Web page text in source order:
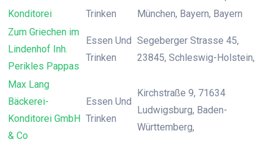
Konditorei
Trinken
München, Bayern, Bayern
Zum Griechen im
Lindenhof Inh.
Perikles Pappas
Essen Und
Trinken
Segeberger Strasse 45,
23845, Schleswig-Holstein,
Max Lang
Bäckerei-
Konditorei GmbH
& Co
Essen Und
Trinken
Kirchstraße 9, 71634
Ludwigsburg, Baden-
Württemberg,